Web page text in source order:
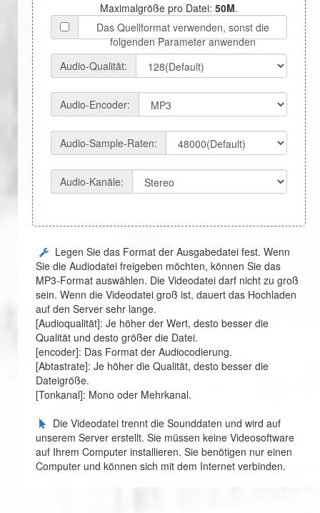
Maximalgröße pro Datei: 50M.
Das Quellformat verwenden, sonst die
folgenden Parameter anwenden
Audio-Qualität:
Audio-Encoder:
Audio-Sample-Raten:
Audio-Kanäle:
Legen Sie das Format der Ausgabedatei fest. Wenn
Sie die Audiodatei freigeben möchten, können Sie das
MP3-Format auswählen. Die Videodatei darf nicht zu groß
sein. Wenn die Videodatei groß ist, dauert das Hochladen
auf den Server sehr lange.
[Audioqualität]: Je höher der Wert, desto besser die
Qualität und desto größer die Datei.
[encoder]: Das Format der Audiocodierung.
[Abtastrate]: Je höher die Qualität, desto besser die
Dateigröße.
[Tonkanal]: Mono oder Mehrkanal.
Die Videodatei trennt die Sounddaten und wird auf
unserem Server erstellt. Sie müssen keine Videosoftware
auf Ihrem Computer installieren. Sie benötigen nur einen
Computer und können sich mit dem Internet verbinden.